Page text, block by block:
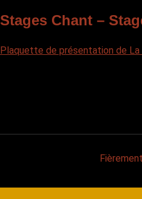
Stages Chant –
Plaquette de présentation de La